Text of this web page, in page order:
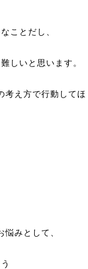
ことだし、
しいと思います。
考え方で行動して
みとして、